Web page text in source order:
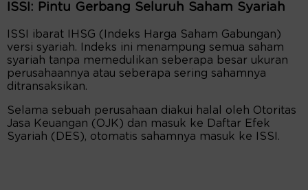
ISSI: Pintu Gerbang Seluruh Saham Syariah
ISSI ibarat IHSG (Indeks Harga Saham Gabungan)
versi syariah. Indeks ini menampung semua saham
syariah tanpa memedulikan seberapa besar ukuran
perusahaannya atau seberapa sering sahamnya
ditransaksikan.
Selama sebuah perusahaan diakui halal oleh Otoritas
Jasa Keuangan (OJK) dan masuk ke Daftar Efek
Syariah (DES), otomatis sahamnya masuk ke ISSI.